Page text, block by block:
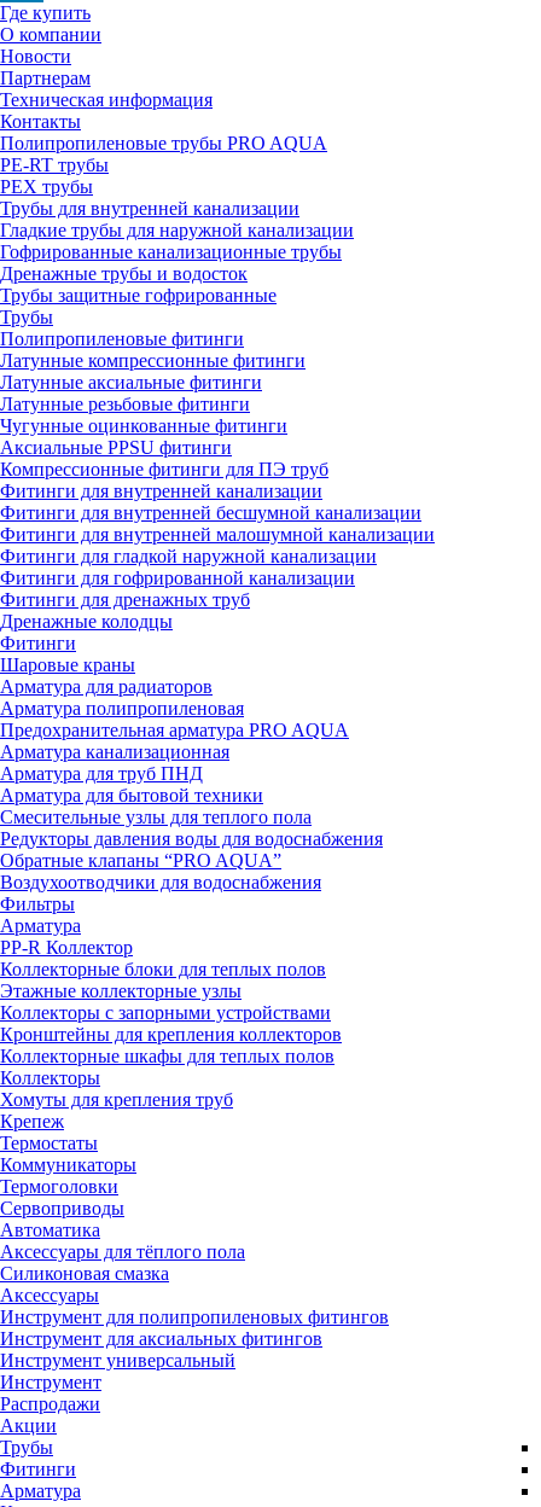
Где купить
О компании
Новости
Партнерам
Техническая информация
Контакты
Полипропиленовые трубы PRO AQUA
PE-RT трубы
PEX трубы
Трубы для внутренней канализации
Гладкие трубы для наружной канализации
Гофрированные канализационные трубы
Дренажные трубы и водосток
Трубы защитные гофрированные
Трубы
Полипропиленовые фитинги
Латунные компрессионные фитинги
Латунные аксиальные фитинги
Латунные резьбовые фитинги
Чугунные оцинкованные фитинги
Аксиальные PPSU фитинги
Компрессионные фитинги для ПЭ труб
Фитинги для внутренней канализации
Фитинги для внутренней бесшумной канализации
Фитинги для внутренней малошумной канализации
Фитинги для гладкой наружной канализации
Фитинги для гофрированной канализации
Фитинги для дренажных труб
Дренажные колодцы
Фитинги
Шаровые краны
Арматура для радиаторов
Арматура полипропиленовая
Предохранительная арматура PRO AQUA
Арматура канализационная
Арматура для труб ПНД
Арматура для бытовой техники
Смесительные узлы для теплого пола
Редукторы давления воды для водоснабжения
Обратные клапаны “PRO AQUA”
Воздухоотводчики для водоснабжения
Фильтры
Арматура
PP-R Коллектор
Коллекторные блоки для теплых полов
Этажные коллекторные узлы
Коллекторы с запорными устройствами
Кронштейны для крепления коллекторов
Коллекторные шкафы для теплых полов
Коллекторы
Хомуты для крепления труб
Крепеж
Термостаты
Коммуникаторы
Термоголовки
Сервоприводы
Автоматика
Аксессуары для тёплого пола
Силиконовая смазка
Аксессуары
Инструмент для полипропиленовых фитингов
Инструмент для аксиальных фитингов
Инструмент универсальный
Инструмент
Распродажи
Акции
Трубы
Фитинги
Арматура